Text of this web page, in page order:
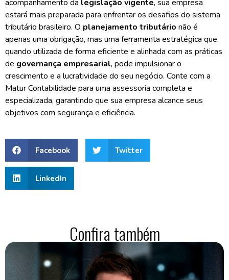
acompanhamento da legislação vigente, sua empresa
estará mais preparada para enfrentar os desafios do sistema
tributário brasileiro. O planejamento tributário não é
apenas uma obrigação, mas uma ferramenta estratégica que,
quando utilizada de forma eficiente e alinhada com as práticas
de governança empresarial, pode impulsionar o
crescimento e a lucratividade do seu negócio. Conte com a
Matur Contabilidade para uma assessoria completa e
especializada, garantindo que sua empresa alcance seus
objetivos com segurança e eficiência.
Facebook Twitter
LinkedIn
Confira também